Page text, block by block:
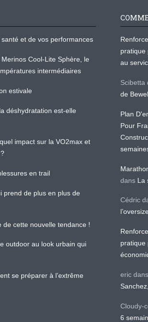
santé et de vos performances
Cool-Lite Sphère, le
intermédiaires
estivale
déshydratation est-elle
impact sur la VO2max et
en trail
prend de plus en plus de
de cette nouvelle tendance !
outdoor au look urbain qui
se préparer à l’extrême
pratique
au
Scibetta
de
Plan
Pour
dans La
Cédric
pratique
eric dans
Cloudy-
6